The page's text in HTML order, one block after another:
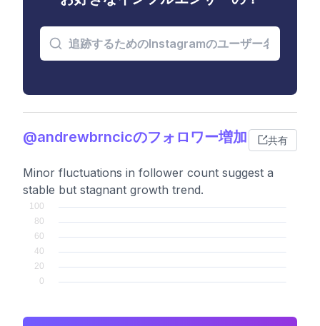
@andrewbrncicのフォロワー増加 共有
Minor fluctuations in follower count suggest a
stable but stagnant growth trend.